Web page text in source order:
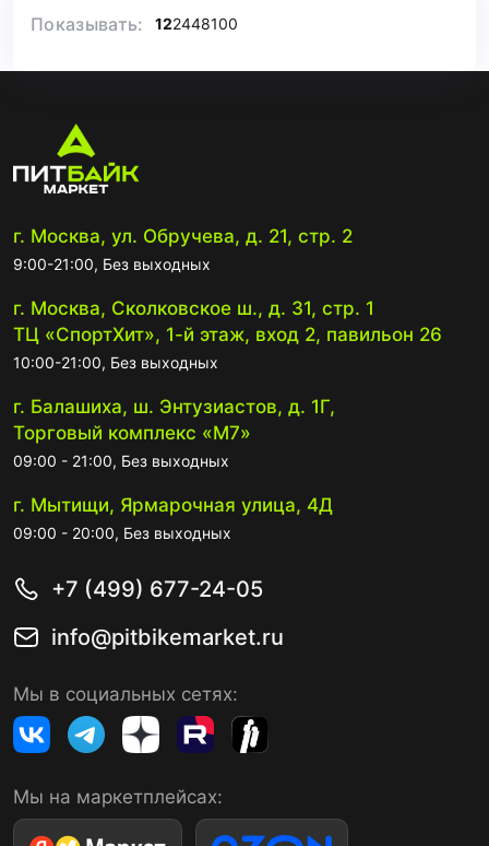
Показывать: 122448100
г. Москва, ул. Обручева, д. 21, стр. 2
9:00-21:00, Без выходных
г. Москва, Сколковское ш., д. 31, стр. 1
ТЦ «СпортХит», 1-й этаж, вход 2, павильон 26
10:00-21:00, Без выходных
г. Балашиха, ш. Энтузиастов, д. 1Г,
Торговый комплекс «М7»
09:00 - 21:00, Без выходных
г. Мытищи, Ярмарочная улица, 4Д
09:00 - 20:00, Без выходных
+7 (499) 677-24-05
info@pitbikemarket.ru
Мы в социальных сетях:
Мы на маркетплейсах: